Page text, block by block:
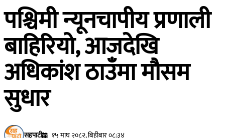
पश्चिमी न्यूनचापीय प्रणाली
बाहिरियो, आजदेखि
अधिकांश ठाउँमा मौसम
सुधार
सहपाटी १५ माघ २०८२, बिहीबार ०८:३४